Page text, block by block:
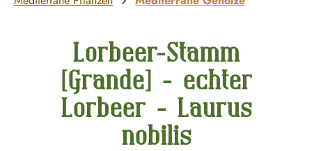
Lorbeer-Stamm
[Grande] - echter
Lorbeer - Laurus
nobilis